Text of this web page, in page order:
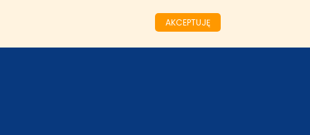
AKCEPTUJĘ
zastrzeżone.